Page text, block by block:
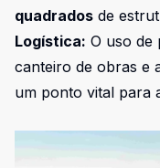
quadrados de
Logística: O uso de
canteiro de obras e
um ponto vital para